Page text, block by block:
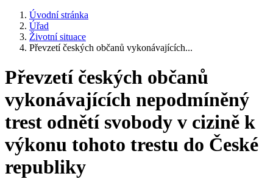
Úvodní stránka
Úřad
Životní situace
Převzetí českých občanů vykonávajících...
Převzetí českých občanů
vykonávajících nepodmíněný
trest odnětí svobody v cizině k
výkonu tohoto trestu do České
republiky